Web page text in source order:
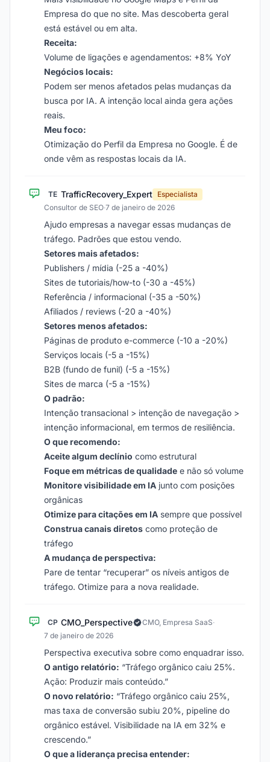
Empresa do que no site. Mas descoberta geral
está estável ou em alta.
Receita:
Volume de ligações e agendamentos: +8% YoY
Negócios locais:
Podem ser menos afetados pelas mudanças da
busca por IA. A intenção local ainda gera ações
reais.
Meu foco:
Otimização do Perfil da Empresa no Google. É de
onde vêm as respostas locais da IA.
TE TrafficRecovery_Expert Especialista
Consultor de SEO·7 de janeiro de 2026
Ajudo empresas a navegar essas mudanças de
tráfego. Padrões que estou vendo.
Setores mais afetados:
Publishers / mídia (-25 a -40%)
Sites de tutoriais/how-to (-30 a -45%)
Referência / informacional (-35 a -50%)
Afiliados / reviews (-20 a -40%)
Setores menos afetados:
Páginas de produto e-commerce (-10 a -20%)
Serviços locais (-5 a -15%)
B2B (fundo de funil) (-5 a -15%)
Sites de marca (-5 a -15%)
O padrão:
Intenção transacional > intenção de navegação >
intenção informacional, em termos de resiliência.
O que recomendo:
Aceite algum declínio como estrutural
Foque em métricas de qualidade e não só volume
Monitore visibilidade em IA junto com posições
orgânicas
Otimize para citações em IA sempre que possível
Construa canais diretos como proteção de
tráfego
A mudança de perspectiva:
Pare de tentar “recuperar” os níveis antigos de
tráfego. Otimize para a nova realidade.
CP CMO_Perspective CMO, Empresa SaaS·
7 de janeiro de 2026
Perspectiva executiva sobre como enquadrar isso.
O antigo relatório: “Tráfego orgânico caiu 25%.
Ação: Produzir mais conteúdo.”
O novo relatório: “Tráfego orgânico caiu 25%,
mas taxa de conversão subiu 20%, pipeline do
orgânico estável. Visibilidade na IA em 32% e
crescendo.”
O que a liderança precisa entender: